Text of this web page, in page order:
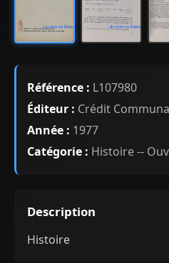
Référence : L107980
Éditeur : Crédit
Année : 1977
Catégorie : Histoire --
Description
Histoire